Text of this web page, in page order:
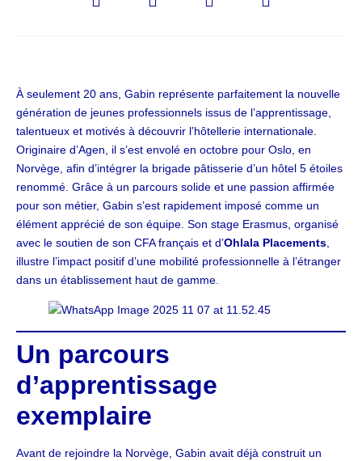
À seulement 20 ans, Gabin représente parfaitement la nouvelle
génération de jeunes professionnels issus de l’apprentissage,
talentueux et motivés à découvrir l’hôtellerie internationale.
Originaire d’Agen, il s’est envolé en octobre pour Oslo, en
Norvège, afin d’intégrer la brigade pâtisserie d’un hôtel 5 étoiles
renommé. Grâce à un parcours solide et une passion affirmée
pour son métier, Gabin s’est rapidement imposé comme un
élément apprécié de son équipe. Son stage Erasmus, organisé
avec le soutien de son CFA français et d’Ohlala Placements
illustre l’impact positif d’une mobilité professionnelle à l’étranger
dans un établissement haut de gamme.
Un parcours
d’apprentissage
exemplaire
Avant de rejoindre la Norvège, Gabin avait déjà construit un